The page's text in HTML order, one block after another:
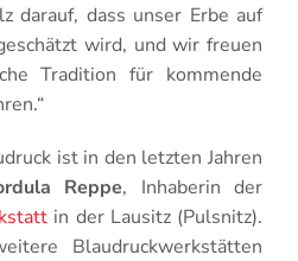
darauf, dass unser Erbe auf
wird, und wir freuen
Tradition für kommende
ist in den letzten Jahren
Reppe, Inhaberin der
in der Lausitz (Pulsnitz).
Blaudruckwerkstätten